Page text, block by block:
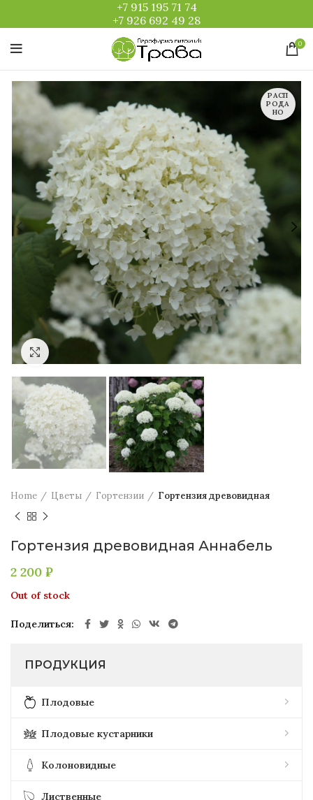
+7 915 195 71 74
+7 926 692 49 28
0
РАСП
РОДА
НО
Home Цветы Гортензии Гортензия древовидная
Гортензия древовидная Аннабель
2 200 ₽
Out of stock
Поделиться
ПРОДУКЦИЯ
Плодовые
Плодовые кустарники
Колоновидные
Лиственные